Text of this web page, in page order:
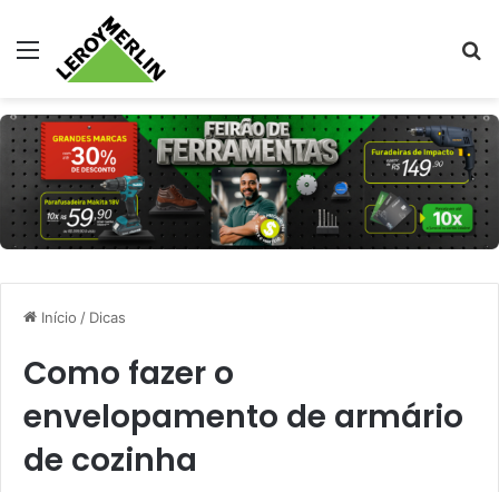
Menu
Início / Dicas
Como fazer o
envelopamento de armário
de cozinha